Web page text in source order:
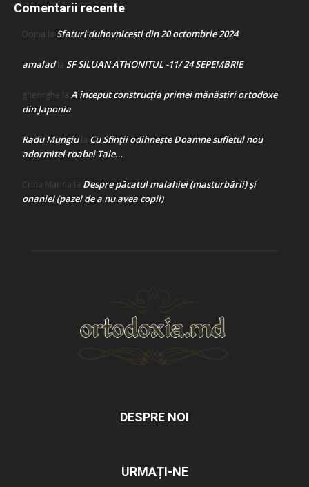
Comentarii recente
Doina la Sfaturi duhovnicești din 20 octombrie 2024
amaladla SF SILUAN ATHONITUL -11/ 24 SEPEMBRIE
gheorghe la A început construcţia primei mănăstiri ortodoxe
din Japonia
Radu Mungiula Cu Sfinții odihnește Doamne sufletul nou
adormitei roabei Tale…
Crina Marina la Despre păcatul malahiei (masturbării) şi
onaniei (pazei de a nu avea copii)
DESPRE NOI
URMAȚI-NE